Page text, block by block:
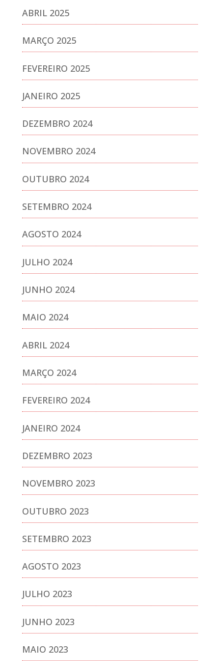
ABRIL 2025
MARÇO 2025
FEVEREIRO 2025
JANEIRO 2025
DEZEMBRO 2024
NOVEMBRO 2024
OUTUBRO 2024
SETEMBRO 2024
AGOSTO 2024
JULHO 2024
JUNHO 2024
MAIO 2024
ABRIL 2024
MARÇO 2024
FEVEREIRO 2024
JANEIRO 2024
DEZEMBRO 2023
NOVEMBRO 2023
OUTUBRO 2023
SETEMBRO 2023
AGOSTO 2023
JULHO 2023
JUNHO 2023
MAIO 2023